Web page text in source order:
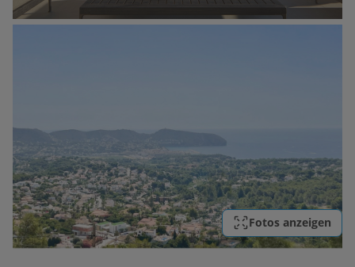
Fotos anzeigen